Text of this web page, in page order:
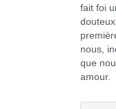
fait foi
nous,
que
amour.